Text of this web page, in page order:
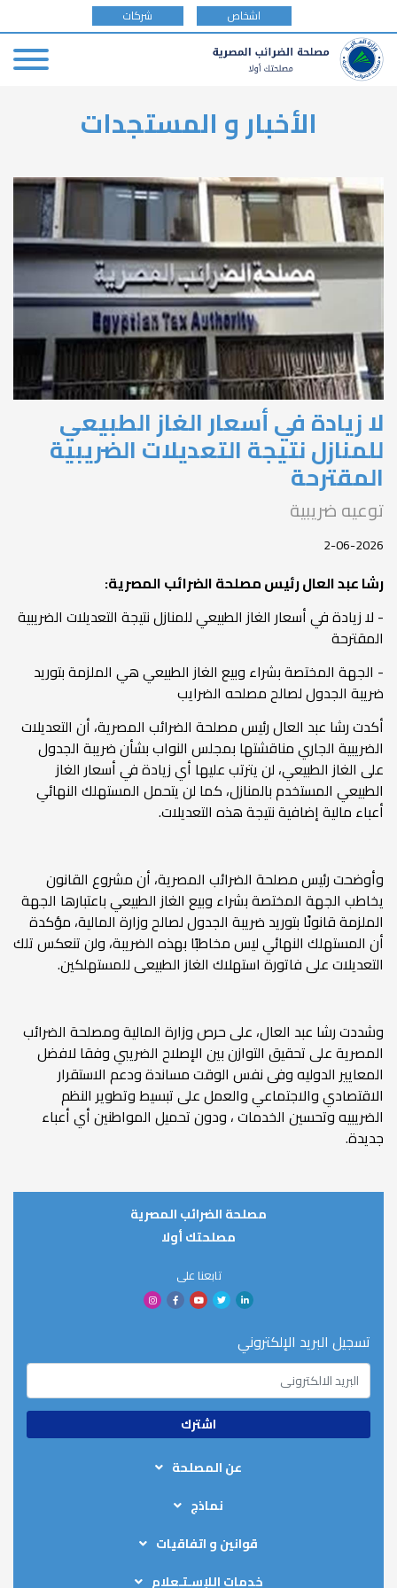
type
اشخاص شركات
الأخبار و المستجدات
لا زيادة في أسعار الغاز الطبيعي
للمنازل نتيجة التعديلات الضريبية
المقترحة
توعيه ضريبية
2-06-2026
رشا عبد العال رئيس مصلحة الضرائب المصرية:
- لا زيادة في أسعار الغاز الطبيعي للمنازل نتيجة التعديلات الضريبية
المقترحة
- الجهة المختصة بشراء وبيع الغاز الطبيعي هي الملزمة بتوريد
ضريبة الجدول لصالح مصلحه الضرايب
أكدت رشا عبد العال رئيس مصلحة الضرائب المصرية، أن التعديلات
الضريبية الجاري مناقشتها بمجلس النواب بشأن ضريبة الجدول
على الغاز الطبيعي، لن يترتب عليها أي زيادة في أسعار الغاز
الطبيعي المستخدم بالمنازل، كما لن يتحمل المستهلك النهائي
أعباء مالية إضافية نتيجة هذه التعديلات.
وأوضحت رئيس مصلحة الضرائب المصرية، أن مشروع القانون
يخاطب الجهة المختصة بشراء وبيع الغاز الطبيعي باعتبارها الجهة
الملزمة قانونًا بتوريد ضريبة الجدول لصالح وزارة المالية، مؤكدة
أن المستهلك النهائي ليس مخاطبًا بهذه الضريبة، ولن تنعكس تلك
التعديلات على فاتورة استهلاك الغاز الطبيعى للمستهلكين.
وشددت رشا عبد العال، على حرص وزارة المالية ومصلحة الضرائب
المصرية على تحقيق التوازن بين الإصلاح الضريبي وفقا لافضل
المعايير الدوليه وفى نفس الوقت مساندة ودعم الاستقرار
الاقتصادي والاجتماعي والعمل على تبسيط وتطوير النظم
الضريبيه وتحسين الخدمات ، ودون تحميل المواطنين أي أعباء
جديدة.
مصلحة الضرائب المصرية
مصلحتك أولا
تابعنا على
تسجيل البريد الإلكتروني
عن المصلحة
الهيكل التنظيمي
الخطة الاستيراتيجية
عناوين المأموريات
نماذج
نماذج إقرارات المرتبات
نماذج اقرارات الخصم والتحصيل
قوانين و اتفاقيات
خدمات اللإسـتـعلام